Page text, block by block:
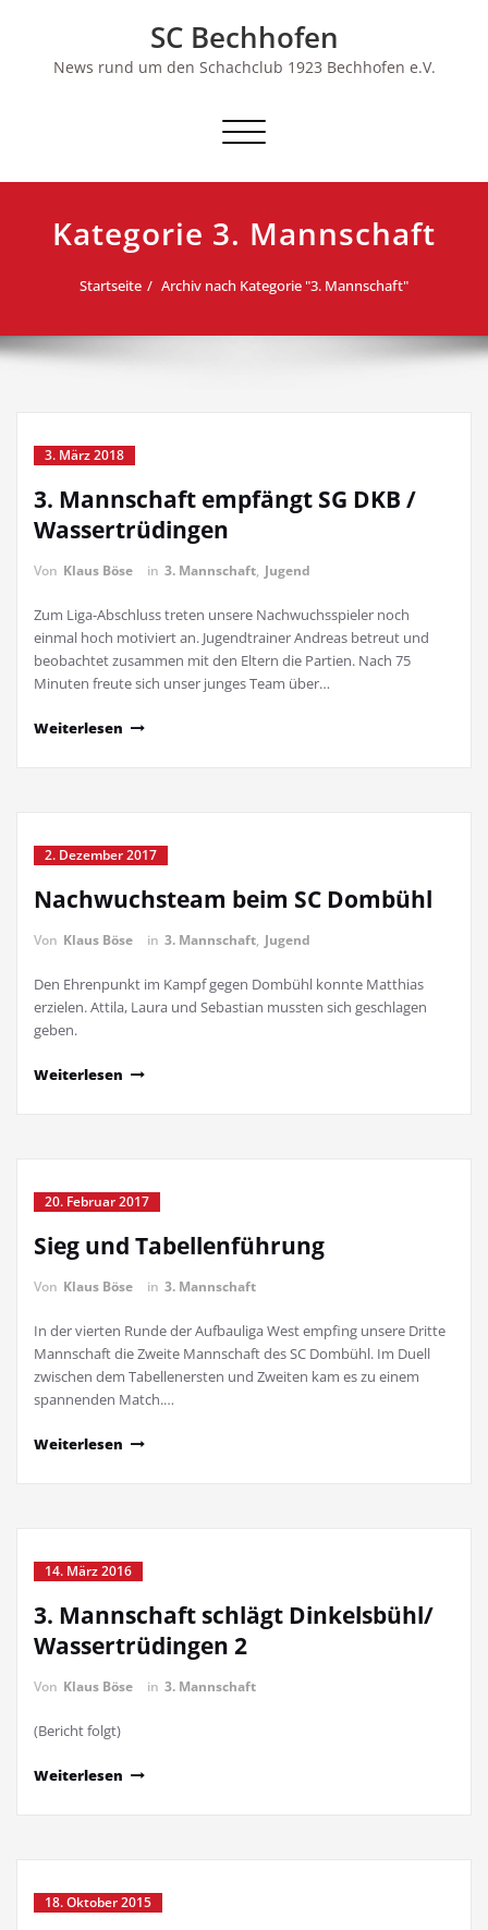
SC Bechhofen
News rund um den Schachclub 1923 Bechhofen e.V.
Schalte
Kategorie 3. Mannschaft
Startseite Archiv nach Kategorie "3. Mannschaft"
3. März 2018
3. Mannschaft empfängt SG DKB /
Wassertrüdingen
Von Klaus Böse in 3. Mannschaft, Jugend
Zum Liga-Abschluss treten unsere Nachwuchsspieler noch
einmal hoch motiviert an. Jugendtrainer Andreas betreut und
beobachtet zusammen mit den Eltern die Partien. Nach 75
Minuten freute sich unser junges Team über…
Weiterlesen
2. Dezember 2017
Nachwuchsteam beim SC Dombühl
Von Klaus Böse in 3. Mannschaft, Jugend
Den Ehrenpunkt im Kampf gegen Dombühl konnte Matthias
erzielen. Attila, Laura und Sebastian mussten sich geschlagen
geben.
Weiterlesen
20. Februar 2017
Sieg und Tabellenführung
Von Klaus Böse in 3. Mannschaft
In der vierten Runde der Aufbauliga West empfing unsere Dritte
Mannschaft die Zweite Mannschaft des SC Dombühl. Im Duell
zwischen dem Tabellenersten und Zweiten kam es zu einem
spannenden Match.…
Weiterlesen
14. März 2016
3. Mannschaft schlägt Dinkelsbühl/
Wassertrüdingen 2
Von Klaus Böse in 3. Mannschaft
(Bericht folgt)
Weiterlesen
18. Oktober 2015